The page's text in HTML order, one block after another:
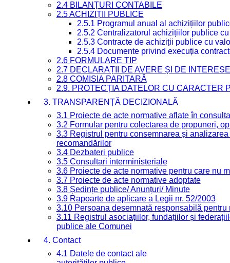
2.4 BILANȚURI CONTABILE
2.5 ACHIZIȚII PUBLICE
2.5.1 Programul anual al achizițiilor
2.5.2 Centralizatorul achizițiilor publice
2.5.3 Contracte de achiziții publice cu
2.5.4 Documente privind execuția
2.6 FORMULARE TIP
2.7 DECLARAȚII DE AVERE ȘI DE INTERESE
2.8 COMISIA PARITARĂ
2.9. PROTECȚIA DATELOR CU CARACTER
3. TRANSPARENȚĂ DECIZIONALĂ
3.1 Proiecte de acte normative aflate în
3.2 Formular pentru colectarea de propuneri,
3.3 Registrul pentru consemnarea și
recomandărilor
3.4 Dezbateri publice
3.5 Consultari interministeriale
3.6 Proiecte de acte normative pentru care nu
3.7 Proiecte de acte normative adoptate
3.8 Ședințe publice/ Anunțuri/ Minute
3.9 Rapoarte de aplicare a Legii nr. 52/2003
3.10 Persoana desemnată responsabilă
3.11 Registrul asociațiilor, fundațiilor și
publice ale Comunei
4. Contact
4.1 Datele de contact ale